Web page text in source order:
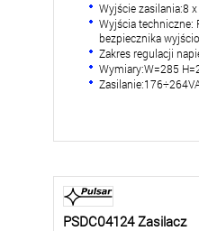
Wyjście zasilania:8
Wyjścia techniczne:
bezpiecznika
Zakres regulacji
Wymiary:W=285
PSDC04124 Zasilacz